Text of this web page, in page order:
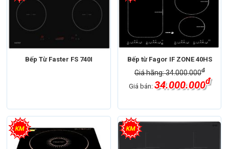
Bếp Từ Faster FS 740I Bếp từ Fagor IF ZONE 40HS
Giá hãng: 34.000.000đ
Giá bán: 34.000.000đ